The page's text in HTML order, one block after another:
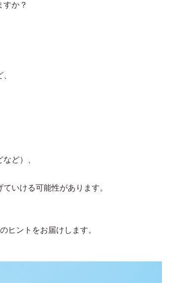
すか？
ど）、
いける可能性があります。
ヒントをお届けします。